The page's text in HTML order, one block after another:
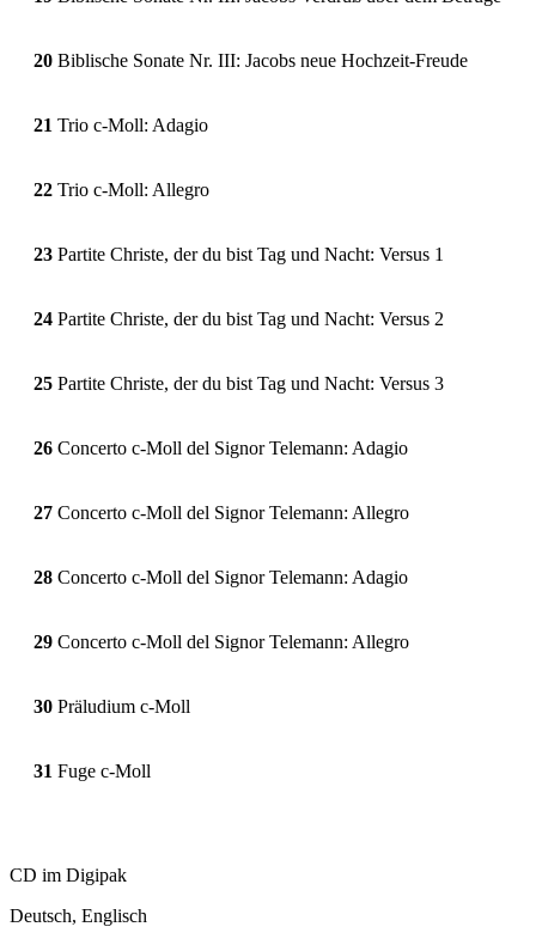
20 Biblische Sonate Nr. III: Jacobs neue Hochzeit-Freude
21 Trio c-Moll: Adagio
22 Trio c-Moll: Allegro
23 Partite Christe, der du bist Tag und Nacht: Versus 1
24 Partite Christe, der du bist Tag und Nacht: Versus 2
25 Partite Christe, der du bist Tag und Nacht: Versus 3
26 Concerto c-Moll del Signor Telemann: Adagio
27 Concerto c-Moll del Signor Telemann: Allegro
28 Concerto c-Moll del Signor Telemann: Adagio
29 Concerto c-Moll del Signor Telemann: Allegro
30 Präludium c-Moll
31 Fuge c-Moll
CD im Digipak
Deutsch, Englisch